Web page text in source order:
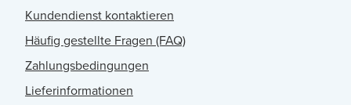
Kundendienst kontaktieren
Häufig gestellte Fragen (FAQ)
Zahlungsbedingungen
Lieferinformationen